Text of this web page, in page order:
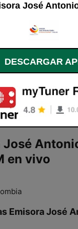
José
en vivo
Emisora José
DESCARGAR